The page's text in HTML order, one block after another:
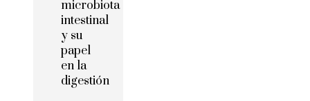
microbiota
intestinal
y su
papel
en la
digestión